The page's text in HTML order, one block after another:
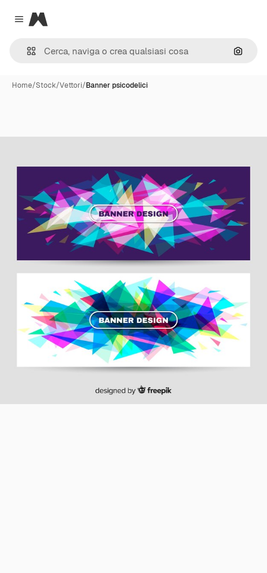
Close menu
Magnific
Cerca
Home/Stock/Vettori/Banner psicodelici